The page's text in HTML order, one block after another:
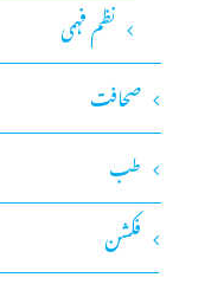
نظم فہمی
صحافت
طب
فکشن